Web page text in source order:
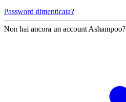
Password dimenticata?
Non hai ancora un account Ashampoo?